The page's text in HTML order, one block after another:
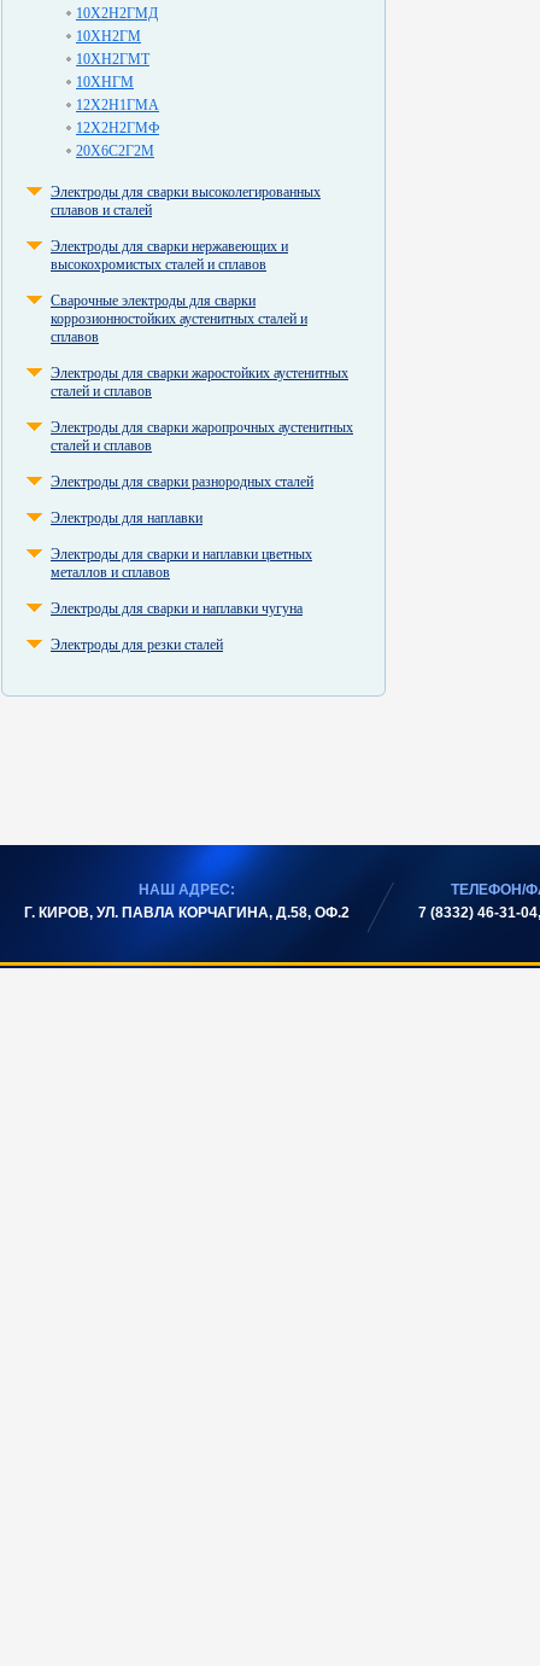
10Х2Н2ГМД
10ХН2ГМ
10ХН2ГМТ
10ХНГМ
12Х2Н1ГМА
12Х2Н2ГМФ
20Х6С2Г2М
Электроды для сварки высоколегированных
сплавов и сталей
Электроды для сварки нержавеющих и
высокохромистых сталей и сплавов
Сварочные электроды для сварки
коррозионностойких аустенитных сталей и
сплавов
Электроды для сварки жаростойких аустенитных
сталей и сплавов
Электроды для сварки жаропрочных аустенитных
сталей и сплавов
Электроды для сварки разнородных сталей
Электроды для наплавки
Электроды для сварки и наплавки цветных
металлов и сплавов
Электроды для сварки и наплавки чугуна
Электроды для резки сталей
НАШ АДРЕС:
Г. КИРОВ, УЛ. ПАВЛА КОРЧАГИНА, Д.58, ОФ.2
ТЕЛЕФОН/
7 (8332) 46-31-